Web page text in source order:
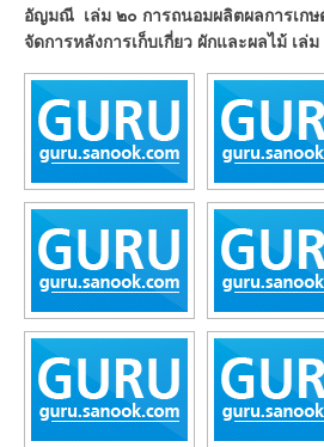
อัญมณี เล่ม ๒๐ การถนอมผลิตผลการเกษ
จัดการหลังการเก็บเกี่ยว ผักและผลไม้ เล่